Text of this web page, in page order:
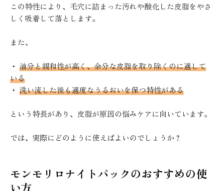
この特性により、毛穴に詰まった汚れや酸化した皮脂をやさ
しく吸着して落とします。
また、
・ 油分と親和性が高く、余分な皮脂を取り除くのに適して
いる
・ 洗い流した後も適度なうるおいを保つ特性がある
という特長があり、皮脂が原因の悩みケアに向いています。
では、実際にどのように使えばよいのでしょうか？
モンモリロナイトパックのおすすめの使
い方